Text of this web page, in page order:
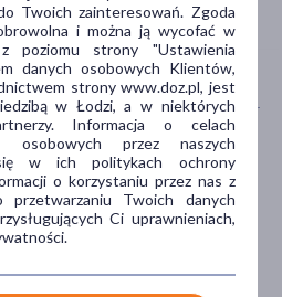
TYP PRODUKTU
Kosmetyk
Twoich zainteresowań. Zgoda
i można ją wycofać w
poziomu strony "Ustawienia
danych osobowych Klientów,
strony www.doz.pl, jest
w Łodzi, a w niektórych
Informacja o celach
osobowych przez naszych
w ich politykach ochrony
o korzystaniu przez nas z
Twoich danych
Ci uprawnieniach,